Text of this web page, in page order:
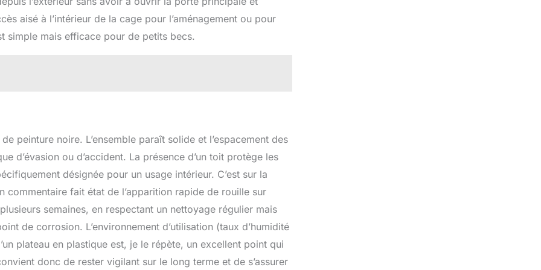
aisé à l’intérieur de la cage pour l’aménagement ou pour
simple mais efficace pour de petits becs.
peinture noire. L’ensemble paraît solide et l’espacement des
d’évasion ou d’accident. La présence d’un toit protège les
désignée pour un usage intérieur. C’est sur la
fait état de l’apparition rapide de rouille sur
semaines, en respectant un nettoyage régulier mais
de corrosion. L’environnement d’utilisation (taux d’humidité
plateau en plastique est, je le répète, un excellent point qui
donc de rester vigilant sur le long terme et de s’assurer